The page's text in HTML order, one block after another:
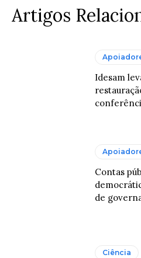
Artigos
Idesam
Contas
de
Ciência